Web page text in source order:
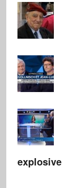
explosive